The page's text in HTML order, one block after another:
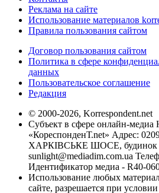
Реклама на сайте
Использование материалов
Правила пользования сайтом
Договор пользования сайтом
Политика в сфере
данных
Пользовательское соглашение
Редакция
© 2000-2026, Korrespondent.net
Субъект в сфере онлайн-медиа
«КореспонденТ.net» Адрес:
ХАРКІВСЬКЕ ШОСЕ, будинок
sunlight@mediadim.com.ua
Идентификатор медиа - R40-
Использование любых
сайте, разрешается при